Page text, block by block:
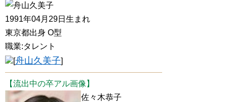
舟山久美子
1991年04月29日生まれ
東京都出身 O型
職業:タレント
[舟山久美子]
【流出中の卒アル画像】
佐々木恭子